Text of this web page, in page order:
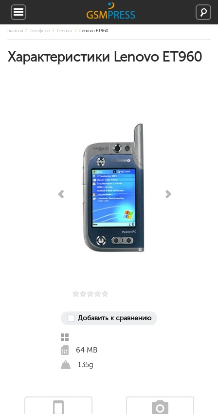
Главная Телефоны Lenovo Lenovo ET960
Характеристики Lenovo ET960
Добавить к сравнению
64 MB
135g